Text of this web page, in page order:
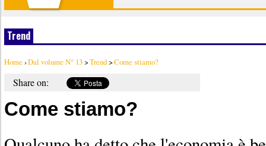
Trend
Home ›Dal volume N° 13>Trend>Come stiamo?
Share on:
Come stiamo?